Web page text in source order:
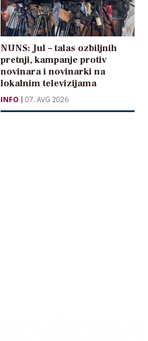
NUNS: Jul – talas ozbiljnih
pretnji, kampanje protiv
novinara i novinarki na
lokalnim televizijama
INFO 07. AVG 2026